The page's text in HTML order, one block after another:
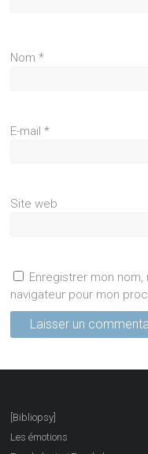
Nom*
E-mail*
Site web
Enregistrer mon
navigateur pour mon
[Bibliopsy]
Les émotions